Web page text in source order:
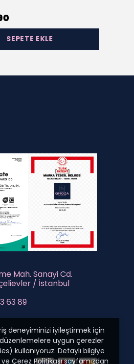
deneyiminizi iyileştirmek için
uygun çerezler
kullanıyoruz. Detaylı bilgiye
ve Çerez Politikasısayfamızdan
SEPETE EKLE
Mah. Sanayi Cd.
/ İstanbul
63 89